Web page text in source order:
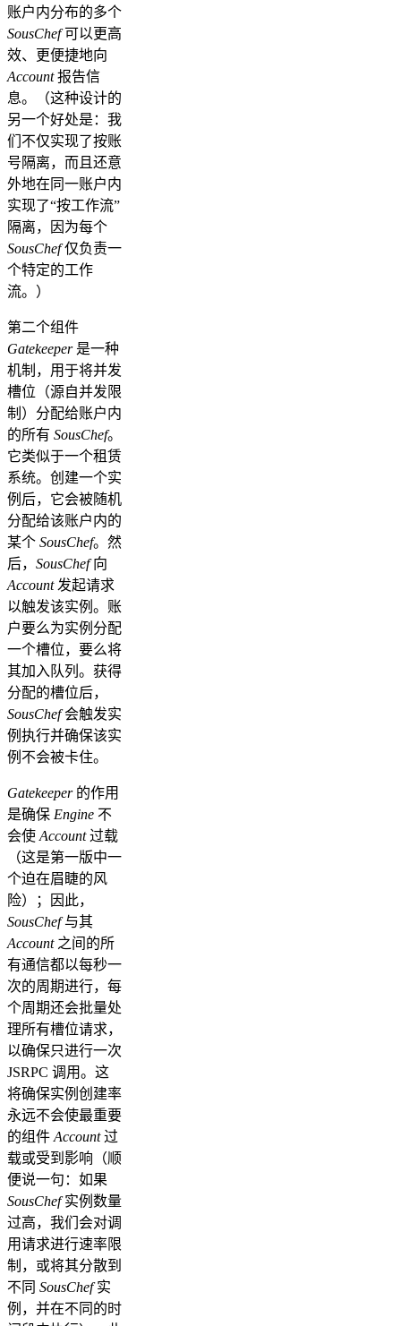
账户内分布的多个
SousChef可以更高
效、更便捷地向
Account报告信
息。（这种设计的
另一个好处是：我
们不仅实现了按账
号隔离，而且还意
外地在同一账户内
实现了“按工作流”
隔离，因为每个
SousChef仅负责一
个特定的工作
流。）
第二个组件
Gatekeeper是一种
机制，用于将并发
槽位（源自并发限
制）分配给账户内
的所有 SousChef。
它类似于一个租赁
系统。创建一个实
例后，它会被随机
分配给该账户内的
某个 SousChef。然
后， SousChef向
Account发起请求
以触发该实例。账
户要么为实例分配
一个槽位，要么将
其加入队列。获得
分配的槽位后，
SousChef会触发实
例执行并确保该实
例不会被卡住。
Gatekeeper的作用
是确保 Engine 不
会使Account过载
（这是第一版中一
个迫在眉睫的风
险）；因此，
SousChef与其
Account之间的所
有通信都以每秒一
次的周期进行，每
个周期还会批量处
理所有槽位请求，
以确保只进行一次
JSRPC 调用。这
将确保实例创建率
永远不会使最重要
的组件Account过
载或受到影响（顺
便说一句：如果
SousChef实例数量
过高，我们会对调
用请求进行速率限
制，或将其分散到
不同 SousChef实
例，并在不同的时